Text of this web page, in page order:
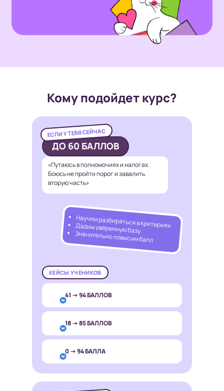
Кому подойдет курс?
ЕСЛИ У ТЕБЯ СЕЙЧАС
ДО 60 БАЛЛОВ
«Путаюсь в полномочиях и налогах.
Боюсь не пройти порог и завалить
вторую часть»
Научим разбираться в критериях
Дадим уверенную базу
Значительно повысим балл
КЕЙСЫ УЧЕНИКОВ
41 → 94 БАЛЛОВ
18 → 85 БАЛЛОВ
0 → 94 БАЛЛА